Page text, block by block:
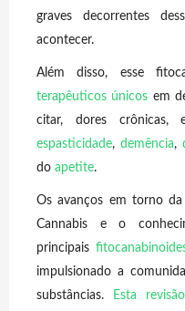
graves decorrentes
acontecer.
Além disso, esse
terapêuticos únicos em
citar, dores crônicas,
espasticidade, demência,
do apetite.
Os avanços em torno
Cannabis e o
principais
impulsionado a
substâncias.
Esta